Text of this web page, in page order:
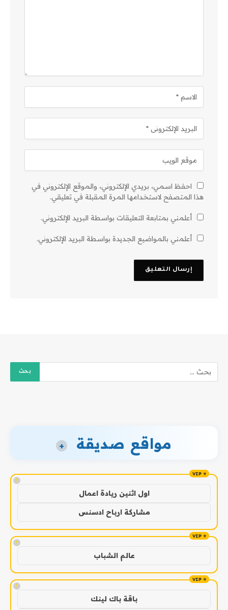
احفظ اسمي، بريدي الإلكتروني، والموقع الإلكتروني في
هذا المتصفح لاستخدامها المرة المقبلة في تعليقي.
أعلمني بمتابعة التعليقات بواسطة البريد الإلكتروني.
أعلمني بالمواضيع الجديدة بواسطة البريد الإلكتروني.
مواقع صديقة +
!
اول اثنين ريادة اعمال
مشاركة ارباح ادسنس
!
عالم الشباب
!
باقة باك لينك